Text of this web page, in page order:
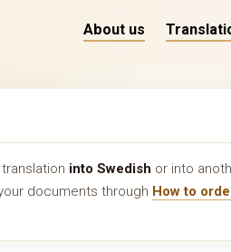
About us
into Swedish or into
documents through How to